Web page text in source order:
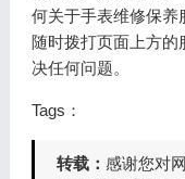
何关于手表维修保养
随时拨打页面上方
决任何问题。
Tags：
转载： 感谢您对